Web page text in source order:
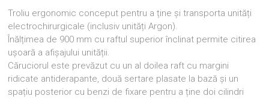
Troliu ergonomic conceput pentru a ține și transporta unități
electrochirurgicale (inclusiv unități Argon).
Înălțimea de 900 mm cu raftul superior înclinat permite citirea
ușoară a afișajului unității.
Căruciorul este prevăzut cu un al doilea raft cu margini
ridicate antiderapante, două sertare plasate la bază și un
spațiu posterior cu benzi de fixare pentru a ține doi cilindri